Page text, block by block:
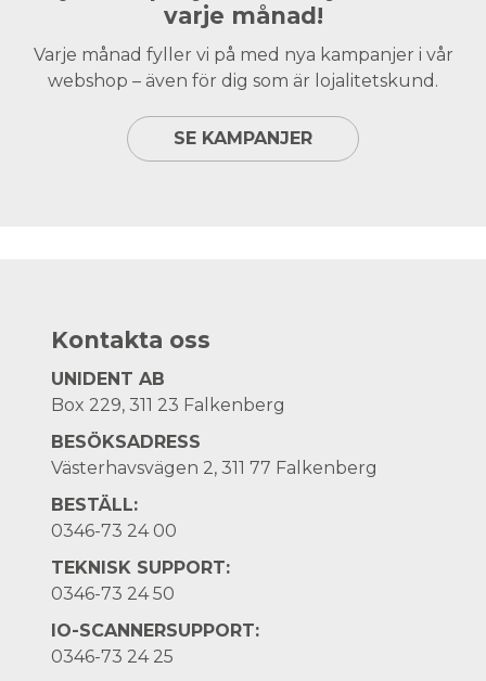
varje månad!
Varje månad fyller vi på med nya kampanjer i vår
webshop – även för dig som är lojalitetskund.
SE KAMPANJER
Kontakta oss
UNIDENT AB
Box 229, 311 23 Falkenberg
BESÖKSADRESS
Västerhavsvägen 2, 311 77 Falkenberg
BESTÄLL:
0346-73 24 00
TEKNISK SUPPORT:
0346-73 24 50
IO-SCANNERSUPPORT:
0346-73 24 25